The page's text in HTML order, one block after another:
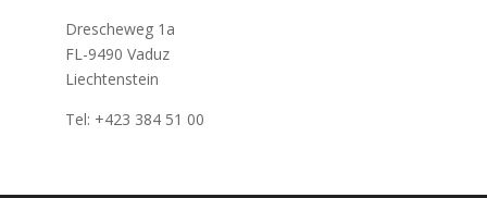
Drescheweg 1a
FL-9490 Vaduz
Liechtenstein
Tel: +423 384 51 00